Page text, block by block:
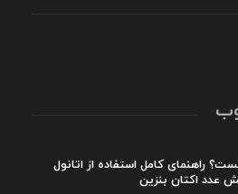
راهنمای کامل استفاده از اتانول
عدد اکتان بنزین